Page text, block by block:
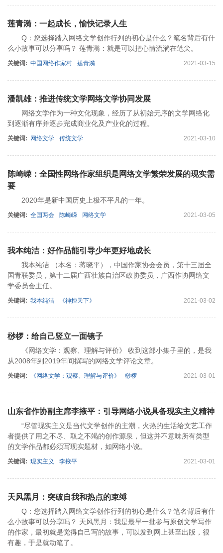
莲青漪：一起成长，愉快记录人生
Q：您选择踏入网络文学创作行列的初心是什么？笔名背后有什
么小故事可以分享吗？ 莲青漪：就是可以把心情流淌在笔尖。
关键词: 中国网络作家村 莲青漪 2021-03-15
潘凯雄：推进传统文学网络文学协同发展
网络文学作为一种文化现象，经历了从初始无序的文学网络化
到逐渐有序并逐步完成商业化及产业化的过程。
关键词: 网络文学 传统文学 2021-03-10
陈崎嵘：全国性网络作家组织是网络文学繁荣发展的现实需
要
2020年是新中国历史上极不平凡的一年。
关键词: 全国两会 陈崎嵘 网络文学 2021-03-05
我本纯洁：好作品能引导少年更好地成长
我本纯洁 （本名：蒋晓平），中国作家协会会员，第十三届全
国青联委员，第十二届广西壮族自治区政协委员，广西作协网络文
学委员会主任。
关键词: 我本纯洁 《神控天下》 2021-03-02
桫椤：给自己竖立一面镜子
《网络文学：观察、理解与评价》 收到这部小集子里的，是我
从2008年到2019年间撰写的网络文学评论文章。
关键词: 《网络文学：观察、理解与评价》 桫椤 2021-03-01
山东省作协副主席李掖平：引导网络小说具备现实主义精神
“尽管现实主义是当代文学创作的主潮，火热的生活给文艺工作
者提供了用之不尽、取之不竭的创作源泉，但这并不意味所有类型
的文学作品都必须写现实题材，如网络小说。
关键词: 现实主义 李掖平 2021-03-01
天风黑月：突破自我和热点的束缚
Q：您选择踏入网络文学创作行列的初心是什么？笔名背后有什
么小故事可以分享吗？ 天风黑月：我是最早一批参与原创文学写作
的作家，最初就是觉得自己写的故事，可以发到网上甚至出版，很
有趣，于是就动笔了。